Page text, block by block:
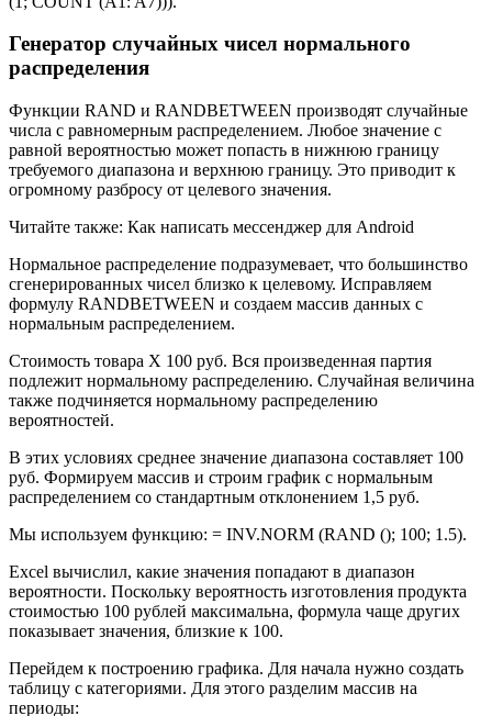
Генератор случайных чисел нормального
распределения
Функции RAND и RANDBETWEEN производят случайные
числа с равномерным распределением. Любое значение с
равной вероятностью может попасть в нижнюю границу
требуемого диапазона и верхнюю границу. Это приводит к
огромному разбросу от целевого значения.
Читайте также: Как написать мессенджер для Android
Нормальное распределение подразумевает, что большинство
сгенерированных чисел близко к целевому. Исправляем
формулу RANDBETWEEN и создаем массив данных с
нормальным распределением.
Стоимость товара X 100 руб. Вся произведенная партия
подлежит нормальному распределению. Случайная величина
также подчиняется нормальному распределению
вероятностей.
В этих условиях среднее значение диапазона составляет 100
руб. Формируем массив и строим график с нормальным
распределением со стандартным отклонением 1,5 руб.
Мы используем функцию: = INV.NORM (RAND (); 100; 1.5).
Excel вычислил, какие значения попадают в диапазон
вероятности. Поскольку вероятность изготовления продукта
стоимостью 100 рублей максимальна, формула чаще других
показывает значения, близкие к 100.
Перейдем к построению графика. Для начала нужно создать
таблицу с категориями. Для этого разделим массив на
периоды: